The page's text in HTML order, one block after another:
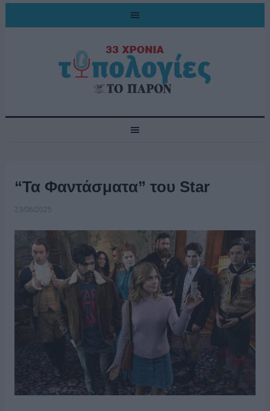
“Τα Φαντάσματα” του Star
23/06/2025